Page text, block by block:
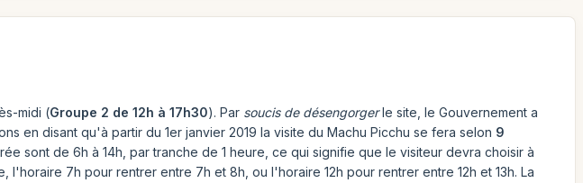
midi (Groupe 2 de 12h à 17h30). Par soucis de désengorgerle site, le Gouvernement a
en disant qu'à partir du 1er janvier 2019 la visite du Machu Picchu se fera selon 9
sont de 6h à 14h, par tranche de 1 heure, ce qui signifie que le visiteur devra choisir à
7h pour rentrer entre 7h et 8h, ou l'horaire 12h pour rentrer entre 12h et 13h. La